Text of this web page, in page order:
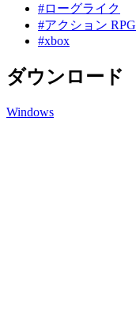
#ローグライク
#アクション RPG
#xbox
ダウンロード
Windows